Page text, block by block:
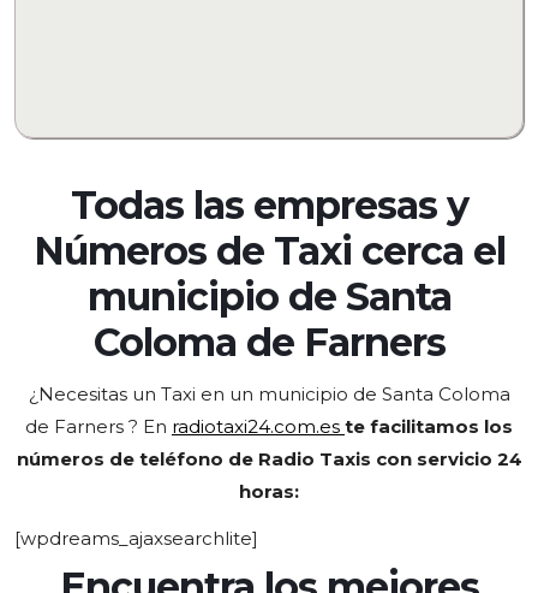
Todas las empresas y
Números de Taxi cerca el
municipio de Santa
Coloma de Farners
¿Necesitas un Taxi en un municipio de Santa Coloma
de Farners ? En radiotaxi24.com.es te facilitamos los
números de teléfono de Radio Taxis con servicio 24
horas:
[wpdreams_ajaxsearchlite]